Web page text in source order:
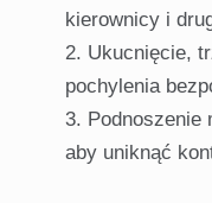
kierownicy i
Ukucnięcie,
pochylenia
Podnoszenie
aby uniknąć